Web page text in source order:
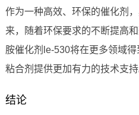
作为一种高效、环保的催化剂
来，随着环保要求的不断提高
胺催化剂le-530将在更多领域
粘合剂提供更加有力的技术支持
结论